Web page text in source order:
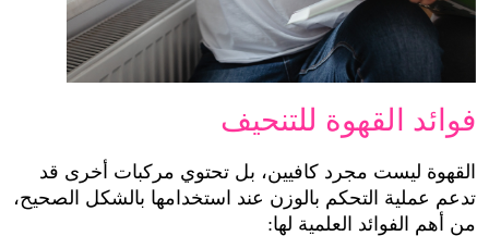
فوائد القهوة للتنحيف
من أهم الفوائد العلمية لها: